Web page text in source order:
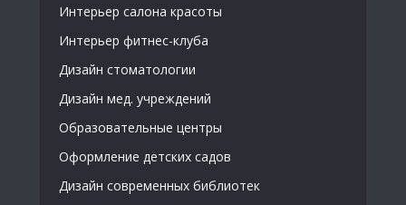
Интерьер салона красоты
Интерьер фитнес-клуба
Дизайн стоматологии
Дизайн мед. учреждений
Образовательные центры
Оформление детских садов
Дизайн современных библиотек